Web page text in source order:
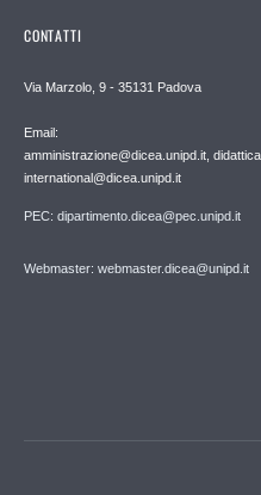
CONTATTI
Via Marzolo, 9 - 35131 Padova
Email:
amministrazione@dicea.unipd.it,
international@dicea.unipd.it
PEC: dipartimento.dicea@pec.unipd.it
Webmaster: webmaster.dicea@unipd.it